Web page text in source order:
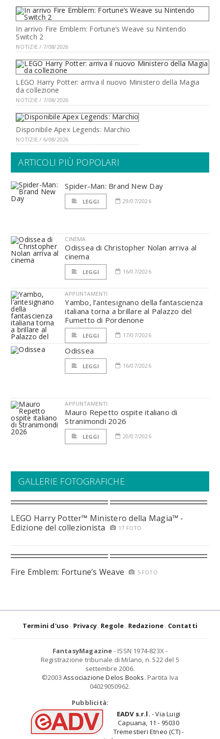
In arrivo Fire Emblem: Fortune’s Weave su Nintendo
Switch 2
NOTIZIE / 7/08/2026
LEGO Harry Potter: arriva il nuovo Ministero della Magia
da collezione
NOTIZIE / 7/08/2026
Disponibile Apex Legends: Marchio
NOTIZIE / 6/08/2026
ARTICOLI PIÙ POPOLARI
Spider-Man: Brand New Day
LEGGI 29/07/2026
CINEMA
Odissea di Christopher Nolan arriva al
cinema
LEGGI 16/07/2026
APPUNTAMENTI
Yambo, l’antesignano della fantascienza
italiana torna a brillare al Palazzo del
Fumetto di Pordenone
LEGGI 17/07/2026
Odissea
LEGGI 16/07/2026
APPUNTAMENTI
Mauro Repetto ospite italiano di
Stranimondi 2026
LEGGI 20/07/2026
GALLERIE FOTOGRAFICHE
LEGO Harry Potter™ Ministero della Magia™ -
Edizione del collezionista
17 FOTO
Fire Emblem: Fortune’s Weave 5 FOTO
Termini d'uso Privacy Regole Redazione Contatti
FantasyMagazine - ISSN 1974-823X -
Registrazione tribunale di Milano, n. 522 del 5
settembre 2006.
©2003 Associazione Delos Books. Partita Iva
04029050962.
Pubblicità:
EADV s.r.l. - Via Luigi
Capuana, 11 - 95030
Tremestieri Etneo (CT) -